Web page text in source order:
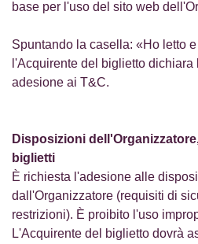
base per l'uso del sito web
Spuntando la casella: «Ho letto
l'Acquirente del biglietto
adesione ai T&C.
Disposizioni
biglietti
È richiesta l'adesione alle
dall'Organizzatore (requisiti di
restrizioni). È proibito l'uso
L'Acquirente del biglietto dovrà